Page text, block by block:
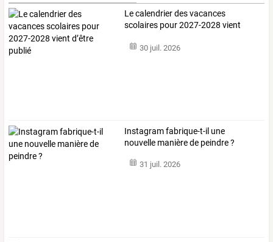
Le calendrier des vacances
scolaires pour 2027-2028 vient
30 juil. 2026
Instagram fabrique-t-il une
nouvelle manière de peindre ?
31 juil. 2026